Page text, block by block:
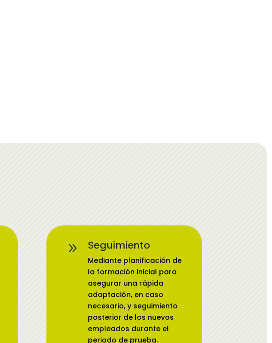
9 Seguimiento
Mediante planificación de
la formación inicial para
asegurar una rápida
adaptación, en caso
necesario, y seguimiento
posterior de los nuevos
empleados durante el
periodo de prueba.